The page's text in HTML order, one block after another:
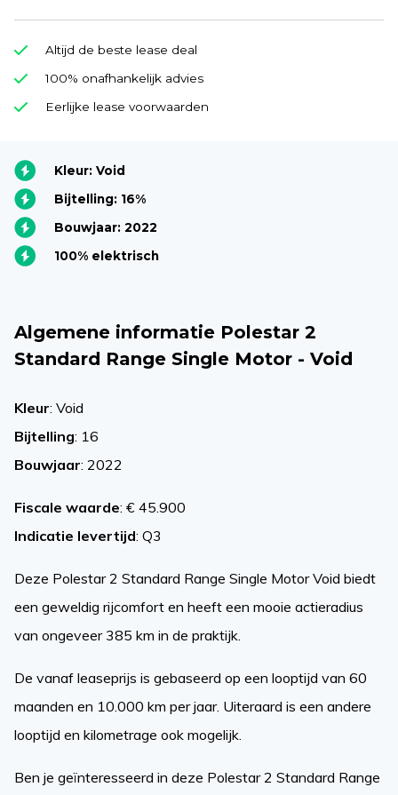
Altijd de beste lease deal
100% onafhankelijk advies
Eerlijke lease voorwaarden
Kleur: Void
Bijtelling: 16%
Bouwjaar: 2022
100% elektrisch
Algemene informatie Polestar 2
Standard Range Single Motor - Void
Kleur: Void
Bijtelling: 16
Bouwjaar: 2022
Fiscale waarde: € 45.900
Indicatie levertijd: Q3
Deze Polestar 2 Standard Range Single Motor Void biedt
een geweldig rijcomfort en heeft een mooie actieradius
van ongeveer 385 km in de praktijk.
De vanaf leaseprijs is gebaseerd op een looptijd van 60
maanden en 10.000 km per jaar. Uiteraard is een andere
looptijd en kilometrage ook mogelijk.
Ben je geïnteresseerd in deze Polestar 2 Standard Range